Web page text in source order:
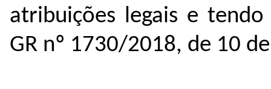
atribuições legais e
GR nº 1730/2018, de 10